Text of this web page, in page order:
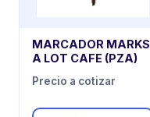
MARCADOR MARKS
A LOT CAFE (PZA)
Precio a cotizar